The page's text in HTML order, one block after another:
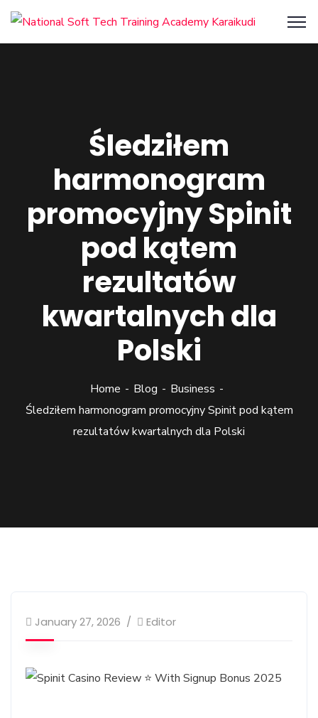
Śledziłem
harmonogram
promocyjny Spinit
pod kątem
rezultatów
kwartalnych dla
Polski
Home Blog
Business
Śledziłem harmonogram promocyjny Spinit pod kątem
rezultatów kwartalnych dla Polski
January 27, 2026 Editor